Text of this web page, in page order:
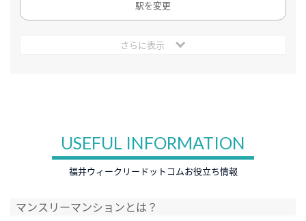
駅を変更
さらに表示
USEFUL INFORMATION
福井ウィークリードットコムお役立ち情報
マンスリーマンションとは？